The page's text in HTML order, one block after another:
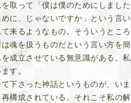
取って「僕は僕のためにしまし
に、じゃないですか」という言
来るようなもの。そういうとこ
魂を扱うものだという言い方を
成立させている無意識がある。
す。
下さった神話というものが、い
構成されている。それこそ私の